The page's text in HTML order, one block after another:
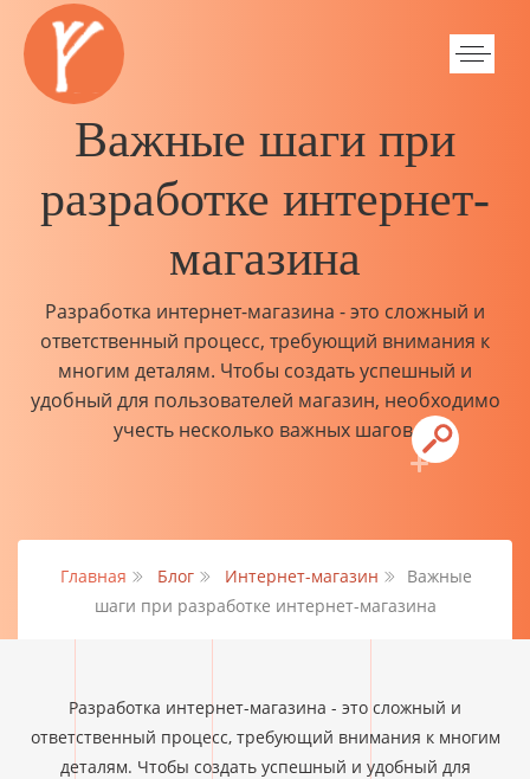
Важные шаги при
разработке интернет-
магазина
Разработка интернет-магазина - это сложный и
ответственный процесс, требующий внимания к
многим деталям. Чтобы создать успешный и
удобный для пользователей магазин, необходимо
учесть несколько важных шагов.
Главная Блог Интернет-магазин
Важные
шаги при разработке интернет-магазина
Разработка интернет-магазина - это сложный и
ответственный процесс, требующий внимания к многим
деталям. Чтобы создать успешный и удобный для